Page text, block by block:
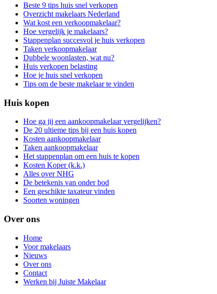
Beste 9 tips huis snel verkopen
Overzicht makelaars Nederland
Wat kost een verkoopmakelaar?
Hoe vergelijk je makelaars?
Stappenplan succesvol je huis verkopen
Taken verkoopmakelaar
Dubbele woonlasten, wat nu?
Huis verkopen belasting
Hoe je huis snel verkopen
Tips om de beste makelaar te vinden
Huis kopen
Hoe ga jij een aankoopmakelaar vergelijken?
De 20 ultieme tips bij een huis kopen
Kosten aankoopmakelaar
Taken aankoopmakelaar
Het stappenplan om een huis te kopen
Kosten Koper (k.k.)
Alles over NHG
De betekenis van onder bod
Een geschikte taxateur vinden
Soorten woningen
Over ons
Home
Voor makelaars
Nieuws
Over ons
Contact
Werken bij Juiste Makelaar